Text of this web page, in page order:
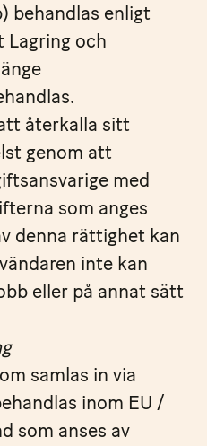
behandlas enligt
Lagring och
återkalla sitt
genom att
med
som anges
denna rättighet kan
inte kan
eller på annat sätt
samlas in via
inom EU /
som anses av